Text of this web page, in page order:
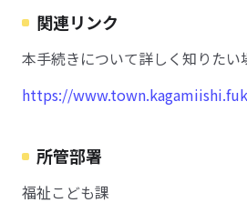
関連リンク
本手続きについて詳しく知りたい
https://
所管部署
福祉こども課